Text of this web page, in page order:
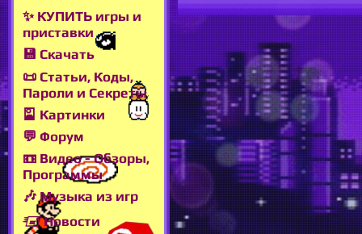
✨ КУПИТЬ игры и
приставки
💾 Скачать
📜 Статьи, Коды,
Пароли и Секреты
🎴 Картинки
💬 Форум
📼 Видео - Обзоры,
Программы
🎶 Музыка из игр
🖅 Новости